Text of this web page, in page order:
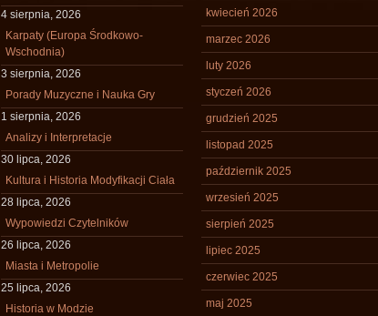
4 sierpnia, 2026
Karpaty (Europa Środkowo-
Wschodnia)
3 sierpnia, 2026
Porady Muzyczne i Nauka Gry
1 sierpnia, 2026
Analizy i Interpretacje
30 lipca, 2026
Kultura i Historia Modyfikacji Ciała
28 lipca, 2026
Wypowiedzi Czytelników
26 lipca, 2026
Miasta i Metropolie
25 lipca, 2026
Historia w Modzie
kwiecień 2026
marzec 2026
luty 2026
styczeń 2026
grudzień 2025
listopad 2025
październik 2025
wrzesień 2025
sierpień 2025
lipiec 2025
czerwiec 2025
maj 2025